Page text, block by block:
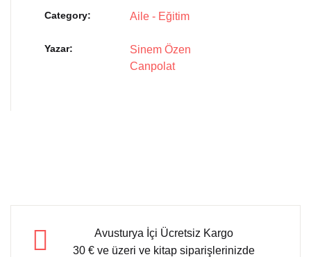
Category: Aile - Eğitim
Yazar
Sinem Özen
Canpolat
Avusturya İçi Ücretsiz Kargo
30 € ve üzeri ve kitap siparişlerinizde